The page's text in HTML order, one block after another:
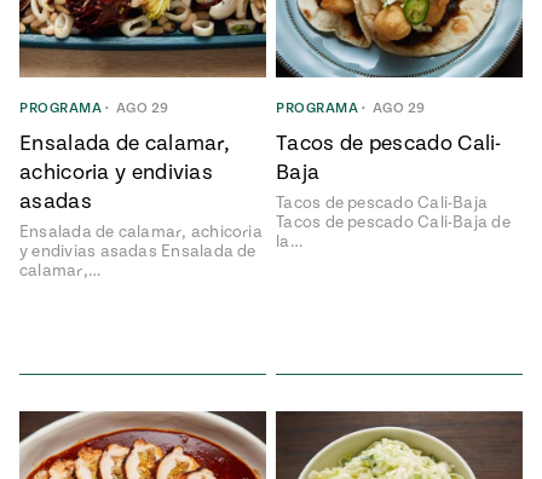
Table
Temporada
14
Mexico
City
Sabor
of
Local
PROGRAMA • AGO 29
Ensalada de calamar,
achicoria y endivias
asadas
Ensalada de calamar, achicoria
y endivias asadas Ensalada de
calamar,…
PROGRAMA • AGO 29
Tacos de pescado Cali-
Baja
Tacos de pescado Cali-Baja
Tacos de pescado Cali-Baja de
la…